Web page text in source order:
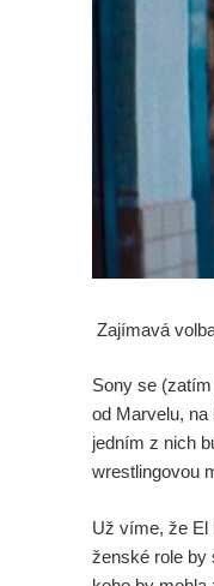
Zajímavá
Sony se
od Marvelu,
jedním z nich
wrestlingovou
Už víme, že El
ženské role by